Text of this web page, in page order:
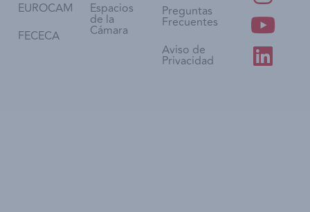
EUROCAM
FECECA
Espacios
de la
Cámara
Preguntas
Frecuentes
Aviso de
Privacidad